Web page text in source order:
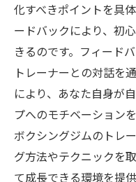
化すべきポイントを具
ードバックにより、初
きるのです。フィード
トレーナーとの対話を
により、あなた自身が
プへのモチベーション
ボクシングジムのトレ
グ方法やテクニックを
て成長できる環境を提